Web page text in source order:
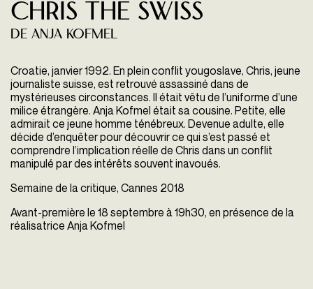
CHRIS THE SWISS
De Anja Kofmel
Croatie, janvier 1992. En plein conflit yougoslave, Chris, jeune
journaliste suisse, est retrouvé assassiné dans de
mystérieuses circonstances. Il était vêtu de l’uniforme d’une
milice étrangère. Anja Kofmel était sa cousine. Petite, elle
admirait ce jeune homme ténébreux. Devenue adulte, elle
décide d’enquêter pour découvrir ce qui s’est passé et
comprendre l’implication réelle de Chris dans un conflit
manipulé par des intérêts souvent inavoués.
Semaine de la critique, Cannes 2018
Avant-première le 18 septembre à 19h30, en présence de la
réalisatrice Anja Kofmel